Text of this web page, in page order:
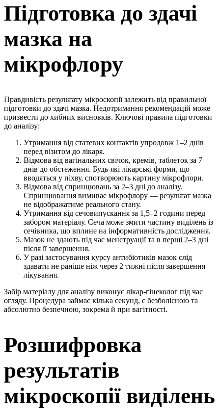
Підготовка до здачі
мазка на
мікрофлору
Правдивість результату мікроскопії залежить від правильної
підготовки до здачі мазка. Недотримання рекомендацій може
призвести до хибних висновків. Ключові правила підготовки
до аналізу:
Утримання від статевих контактів упродовж 1–2 днів
перед візитом до лікаря.
Відмова від вагінальних свічок, кремів, таблеток за 7
днів до обстеження. Будь-які лікарські форми, що
вводяться у піхву, спотворюють картину мікрофлори.
Відмова від спринцювань за 2–3 дні до аналізу.
Спринцювання вимиває мікрофлору — результат мазка
не відображатиме реального стану.
Утримання від сечовипускання за 1,5–2 години перед
забором матеріалу. Сеча може змити частину виділень із
сечівника, що вплине на інформативність дослідження.
Мазок не здають під час менструації та в перші 2–3 дні
після її завершення.
У разі застосування курсу антибіотиків мазок слід
здавати не раніше ніж через 2 тижні після завершення
лікування.
Забір матеріалу для аналізу виконує лікар-гінеколог під час
огляду. Процедура займає кілька секунд, є безболісною та
абсолютно безпечною, зокрема й при вагітності.
Розшифровка
результатів
мікроскопії виділень